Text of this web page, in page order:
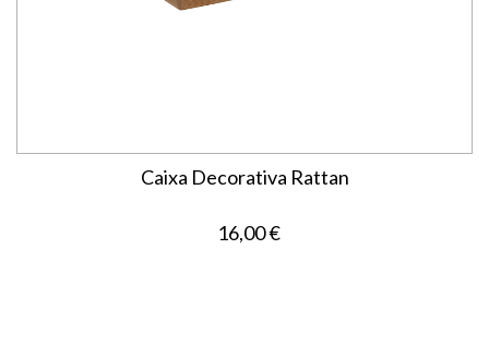
Caixa Decorativa Rattan
16,00 €